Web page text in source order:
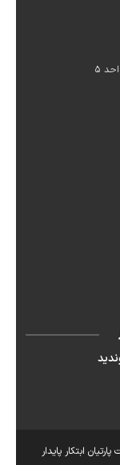
ابتکار پایدار